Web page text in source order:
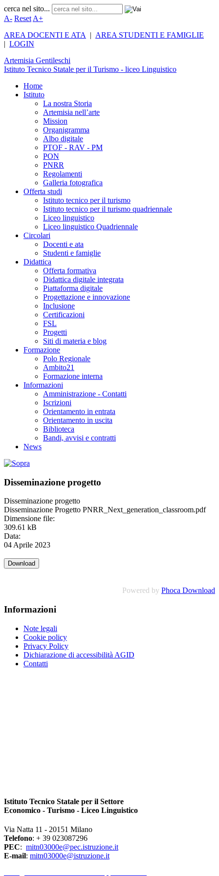
cerca nel sito...
A- Reset A+
AREA DOCENTI E ATA
| AREA STUDENTI E FAMIGLIE
| LOGIN
Artemisia Gentileschi
Istituto Tecnico Statale per il Turismo - liceo Linguistico
Home
Istituto
La nostra Storia
Artemisia nell’arte
Mission
Organigramma
Albo digitale
PTOF - RAV - PM
PON
PNRR
Regolamenti
Galleria fotografica
Offerta studi
Istituto tecnico per il turismo
Istituto tecnico per il turismo quadriennale
Liceo linguistico
Liceo linguistico Quadriennale
Circolari
Docenti e ata
Studenti e famiglie
Didattica
Offerta formativa
Didattica digitale integrata
Piattaforma digitale
Progettazione e innovazione
Inclusione
Certificazioni
FSL
Progetti
Siti di materia e blog
Formazione
Polo Regionale
Ambito21
Formazione interna
Informazioni
Amministrazione - Contatti
Iscrizioni
Orientamento in entrata
Orientamento in uscita
Biblioteca
Bandi, avvisi e contratti
News
Disseminazione progetto
Disseminazione progetto
Disseminazione Progetto PNRR_Next_generation_classroom.pdf
Dimensione file:
309.61 kB
Data:
04 Aprile 2023
Powered by Phoca Download
Informazioni
Note legali
Cookie policy
Privacy Policy
Dichiarazione di accessibilità AGID
Contatti
Istituto Tecnico Statale per il Settore
Economico - Turismo - Liceo Linguistico
Via Natta 11 - 20151 Milano
Telefono: + 39 023087296
PEC: mitn03000e@pec.istruzione.it
E-mail: mitn03000e@istruzione.it